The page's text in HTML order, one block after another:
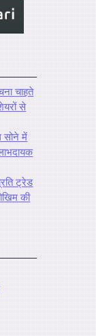
चाहते
से
सोने में
ट्रेड
की